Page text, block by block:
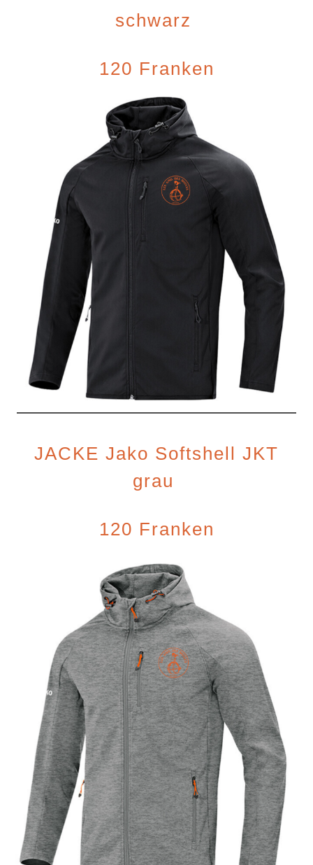
schwarz
120 Franken
JACKE Jako Softshell JKT
grau
120 Franken